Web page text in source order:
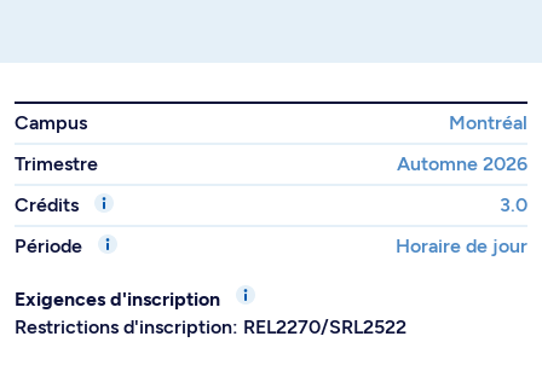
Campus
Montréal
Trimestre
Automne 2026
Crédits
3.0
Période
Horaire de jour
Exigences d'inscription
Restrictions d'inscription: REL2270/SRL2522